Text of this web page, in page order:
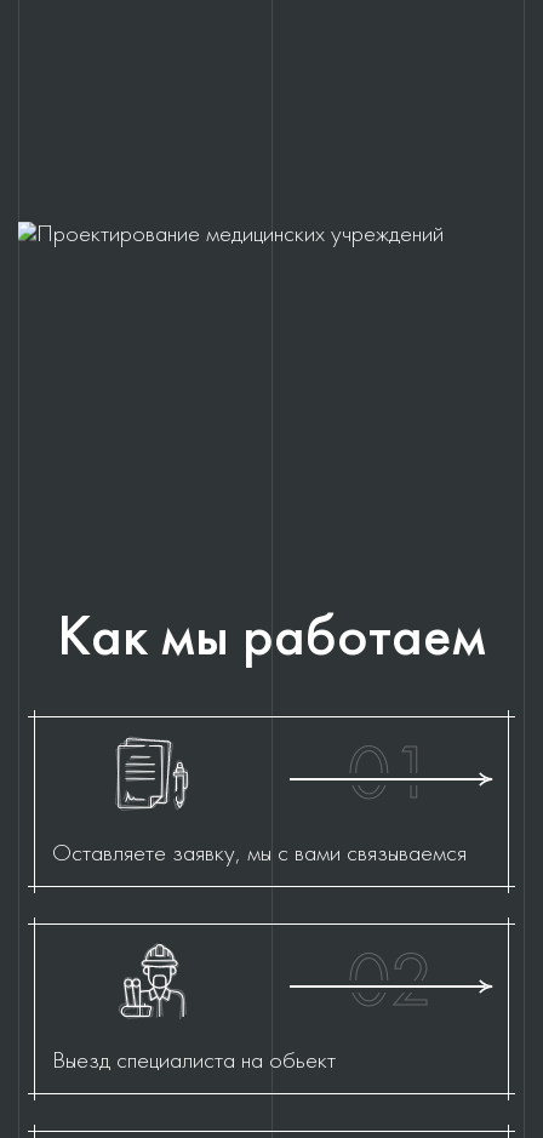
Как мы работаем
01
Оставляете заявку, мы с вами связываемся
02
Выезд специалиста на обьект